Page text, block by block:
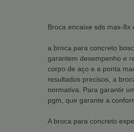
Broca encaixe sds max-
a broca para concreto
garantem desempenho e
corpo de aço e a ponta
resultados precisos, a
normativa. Para garantir
pgm, que garante a
A broca para concreto